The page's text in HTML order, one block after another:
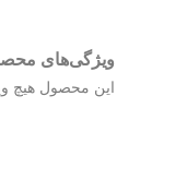
ویژگی‌های
این محصول هیچ